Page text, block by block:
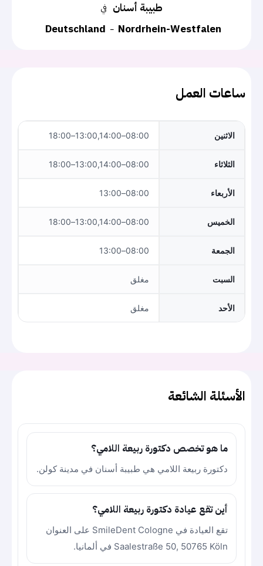
في طبيبة أسنان
Deutschland
Nordrhein-Westfalen
ساعات العمل
الاثنين 08:00–13:00,14:00–18:00
الثلاثاء 08:00–13:00,14:00–18:00
الأربعاء 08:00–13:00
الخميس 08:00–13:00,14:00–18:00
الجمعة 08:00–13:00
السبت مغلق
الأحد مغلق
الأسئلة الشائعة
ما هو تخصص دكتورة ربيعة اللامي؟
دكتورة ربيعة اللامي هي طبيبة أسنان في مدينة كولن.
أين تقع عيادة دكتورة ربيعة اللامي؟
تقع العيادة في SmileDent Cologne على العنوان
Saalestraße 50, 50765 Köln في ألمانيا.